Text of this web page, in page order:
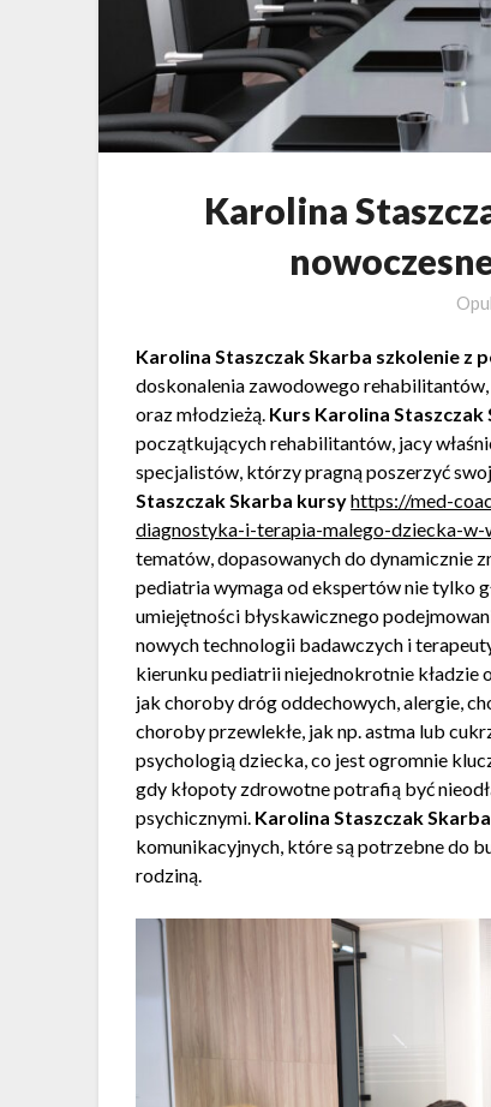
Karolina
Karolina Staszczak Skarba szkolenie z
doskonalenia zawodowego
oraz młodzieżą. Kurs Karolina Staszczak
początkujących rehabilitantów, jacy
specjalistów, którzy pragną poszerzyć
Staszczak Skarba kursyhttps://med-
diagnostyka-i-terapia-malego-dziecka-
tematów, dopasowanych do dynamicznie
pediatria wymaga od ekspertów nie tylko
umiejętności błyskawicznego
nowych technologii badawczych i
kierunku pediatrii niejednokrotnie kładzie
jak choroby dróg oddechowych, alergie,
choroby przewlekłe, jak np. astma lub
psychologią dziecka, co jest ogromnie
gdy kłopoty zdrowotne potrafią być
psychicznymi. Karolina Staszczak
komunikacyjnych, które są potrzebne do
rodziną.